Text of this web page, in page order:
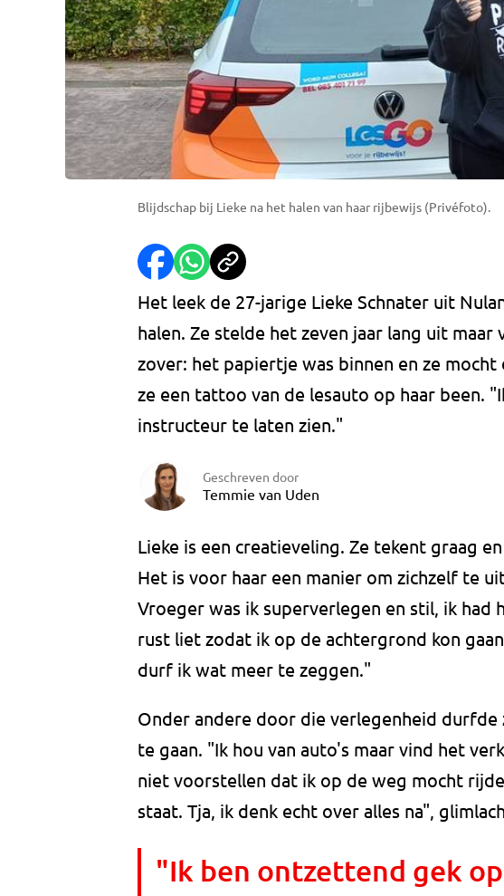
Blijdschap bij Lieke na het halen van haar rijbewijs (Privéfoto).
Het leek de 27-jarige Lieke Schnater uit
halen. Ze stelde het zeven jaar lang uit
zover: het papiertje was binnen en ze
ze een tattoo van de lesauto op haar been.
instructeur te laten zien."
Geschreven door
Temmie van Uden
Lieke is een creatieveling. Ze tekent graag
Het is voor haar een manier om zichzelf te
Vroeger was ik superverlegen en stil, ik
rust liet zodat ik op de achtergrond kon
durf ik wat meer te zeggen."
Onder andere door die verlegenheid
te gaan. "Ik hou van auto's maar vind het
niet voorstellen dat ik op de weg mocht
staat. Tja, ik denk echt over alles na",
"Ik ben ontzettend gek